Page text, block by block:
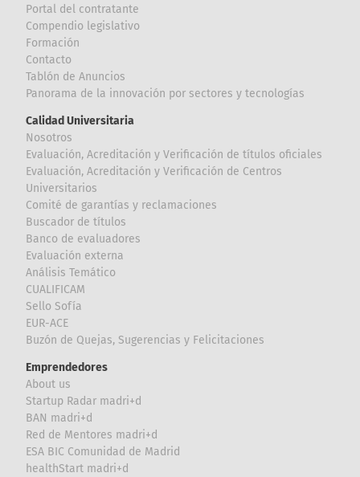
Portal del contratante
Compendio legislativo
Formación
Contacto
Tablón de Anuncios
Panorama de la innovación por sectores y tecnologías
Calidad Universitaria
Nosotros
Evaluación, Acreditación y Verificación de títulos oficiales
Evaluación, Acreditación y Verificación de Centros
Universitarios
Comité de garantías y reclamaciones
Buscador de títulos
Banco de evaluadores
Evaluación externa
Análisis Temático
CUALIFICAM
Sello Sofía
EUR-ACE
Buzón de Quejas, Sugerencias y Felicitaciones
Emprendedores
About us
Startup Radar madri+d
BAN madri+d
Red de Mentores madri+d
ESA BIC Comunidad de Madrid
healthStart madri+d